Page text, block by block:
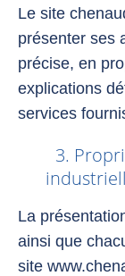
Le site
présenter ses
précise, en
explications
services
3.
La
ainsi que
site